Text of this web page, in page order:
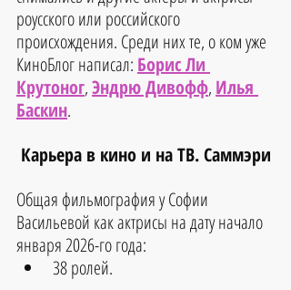
роусского или российского
происхождения. Среди них те, о ком уже
КиноБлог написал: Борис Ли
Крутоног, Эндрю Дивофф, Илья
Баскин.
Карьера в кино и на ТВ. Саммэри
Общая фильмография у Софии
Васильевой как актрисы на дату начало
января 2026-го года:
38 ролей.